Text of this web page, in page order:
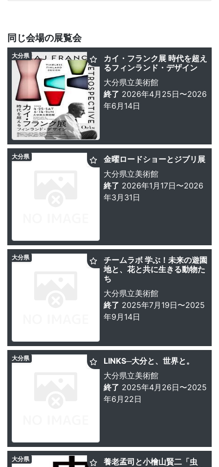
同じ会場の展覧会
カイ・フランク展 時代を超え
るフィンランド・デザイン
大分県立美術館
終了 2026年4月25日〜2026
年6月14日
大分県
金曜ロードショーとジブリ展
大分県立美術館
終了 2026年1月17日〜2026
年3月31日
大分県
チームラボ 学ぶ！未来の遊園
地と、花と共に生きる動物た
ち
大分県立美術館
終了 2025年7月19日〜2025
年9月14日
大分県
LINKS─大分と、世界と。
大分県立美術館
終了 2025年4月26日〜2025
年6月22日
大分県
養老孟司と小檜山賢二「虫
大分県